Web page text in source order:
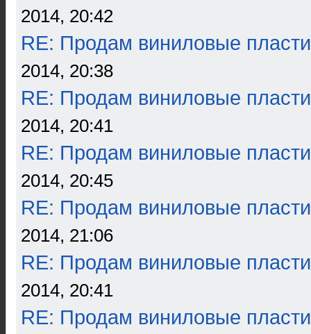
2014, 20:42
RE: Продам виниловые
2014, 20:38
RE: Продам виниловые
2014, 20:41
RE: Продам виниловые
2014, 20:45
RE: Продам виниловые
2014, 21:06
RE: Продам виниловые
2014, 20:41
RE: Продам виниловые